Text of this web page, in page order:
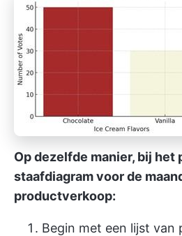
Op dezelfde manier, bij het
staafdiagram voor de
productverkoop:
Begin met een lijst van